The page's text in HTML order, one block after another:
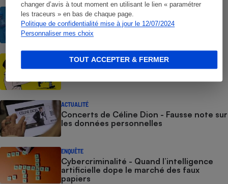
changer d’avis à tout moment en utilisant le lien « paramétrer
les traceurs » en bas de chaque page.
Politique de confidentialité mise à jour le 12/07/2024
Personnaliser mes choix
TOUT ACCEPTER & FERMER
ACTUALITÉ
Comment empêcher Doctolib d’utiliser
vos données pour son projet de
recherche IA
CONSEILS
Usurpation d’identité - L’enfer pour les
ACTUALITÉ
Concerts de Céline Dion - Fausse note sur
les données personnelles
ENQUÊTE
Cybercriminalité - Quand l’intelligence
artificielle dope le marché des faux
papiers